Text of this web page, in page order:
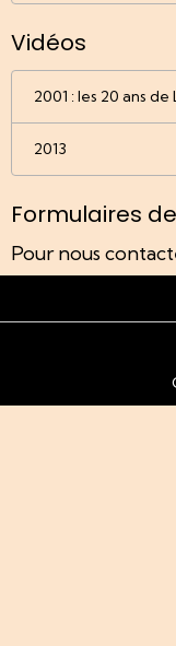
Vidéos
2001 : les 20 ans
2013
Formulaires
Pour nous